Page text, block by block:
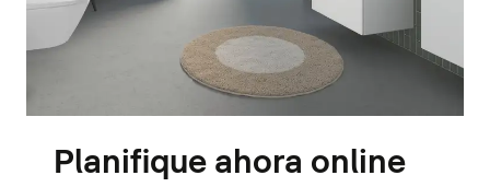
Planifique ahora online